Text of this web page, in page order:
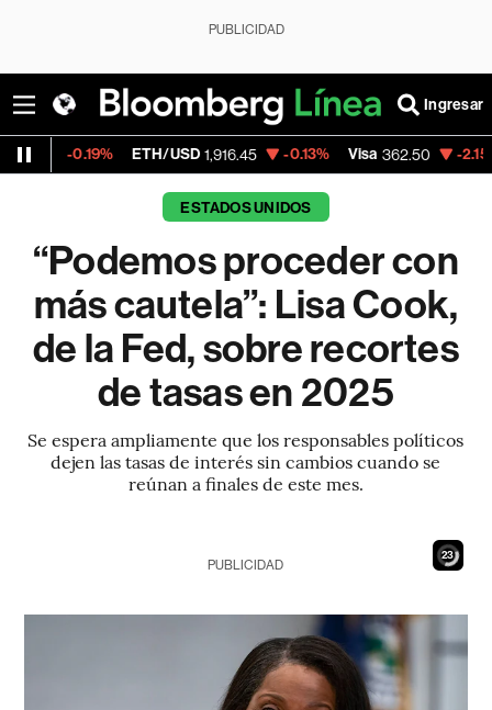
PUBLICIDAD
Ingresar
ETH/USD 1,916.45 -0.13% Visa 362.50 -2.15%
ESTADOS UNIDOS
“Podemos proceder con
más cautela”: Lisa Cook,
de la Fed, sobre recortes
de tasas en 2025
Se espera ampliamente que los responsables políticos
dejen las tasas de interés sin cambios cuando se
reúnan a finales de este mes.
21
PUBLICIDAD